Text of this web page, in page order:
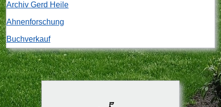
Archiv Gerd Heile
Ahnenforschung
Buchverkauf